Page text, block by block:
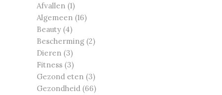
Afvallen (1)
Algemeen (16)
Beauty(4)
Bescherming(2)
Dieren (3)
Fitness(3)
Gezond eten (3)
Gezondheid (66)